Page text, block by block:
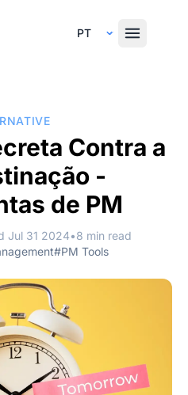
Select Language
Contra a
-
de PM
Jul 31 2024•8 min read
#PM Tools